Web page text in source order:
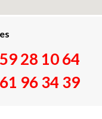
28 10 64
96 34 39